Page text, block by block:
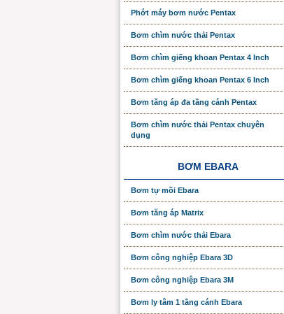
Phớt máy bơm nước Pentax
Bơm chìm nước thải Pentax
Bơm chìm giếng khoan Pentax 4 Inch
Bơm chìm giếng khoan Pentax 6 Inch
Bơm tăng áp đa tầng cánh Pentax
Bơm chìm nước thải Pentax chuyên
dụng
BƠM EBARA
Bơm tự mồi Ebara
Bơm tăng áp Matrix
Bơm chìm nước thải Ebara
Bơm công nghiệp Ebara 3D
Bơm công nghiệp Ebara 3M
Bơm ly tâm 1 tầng cánh Ebara